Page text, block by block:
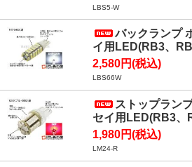
LBS5-W
バックランプ
イ用LED(RB3、
2,580円(税込)
LBS66W
ストップラン
セイ用LED(RB3、
1,980円(税込)
LM24-R